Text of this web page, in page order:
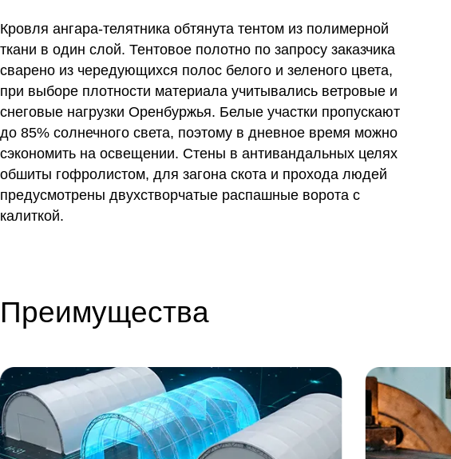
Кровля ангара-телятника обтянута тентом из полимерной
ткани в один слой. Тентовое полотно по запросу заказчика
сварено из чередующихся полос белого и зеленого цвета,
при выборе плотности материала учитывались ветровые и
снеговые нагрузки Оренбуржья. Белые участки пропускают
до 85% солнечного света, поэтому в дневное время можно
сэкономить на освещении. Стены в антивандальных целях
обшиты гофролистом, для загона скота и прохода людей
предусмотрены двухстворчатые распашные ворота с
калиткой.
Преимущества